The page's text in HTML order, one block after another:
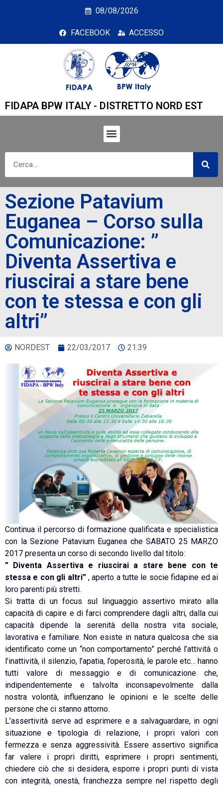
Sezione Patavium
08/08/2026
FACEBOOK ACCESSO
FIDAPA BPW ITALY - DISTRETTO NORD EST
Sezione Patavium
Euganea – Corso sulla
Comunicazione: ”
Diventa Assertiva e
riuscirai a stare bene
con te stessa e con gli
altri”
NORDEST 22/03/2017 21:39
Continua il percorso di formazione qualificata e specialistica
con la Sezione Patavium Euganea che SABATO 25 MARZO
2017 presenta un corso di secondo livello dal titolo:
” Diventa Assertiva e riuscirai a stare bene con te
stessa e con gli altri”, aperto a tutte le socie fidapine ed ai
loro parenti più stretti.
Si tratta di un focus sul linguaggio assertivo mirato alla
capacità di capire e di farci comprendere dagli altri, dalla cui
capacità dipende la serenità della nostra vita sociale,
lavorativa e familiare. Non esiste in natura qualcosa che sia
identificato come un “non comportamento” perché l’attività o
l’inattività, il silenzio, l’apatia, l’operosità, le parole etc… hanno
tutti valore di messaggio e di comunicazione che,
indipendentemente e talvolta inconsapevolmente dalla
nostra volontà, influenzano le opinioni e le scelte delle
persone che ci stanno attorno.
L’assertività serve ad esprimere e a salvaguardare, in ogni
situazione e tipologia di relazione, i propri valori con
fermezza e senza aggressività. Essere assertivo significa
far valere i propri diritti, esprimere i propri sentimenti,
chiedere ciò che si desidera, esporre i propri punti di vista
con integrità, onestà, franchezza sempre nel rispetto degli